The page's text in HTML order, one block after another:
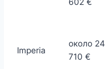
Imperia
около 24
710 €